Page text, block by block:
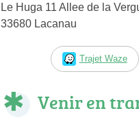
Le Huga 11 Allee de la
33680 Lacanau
Trajet Waze
Venir en